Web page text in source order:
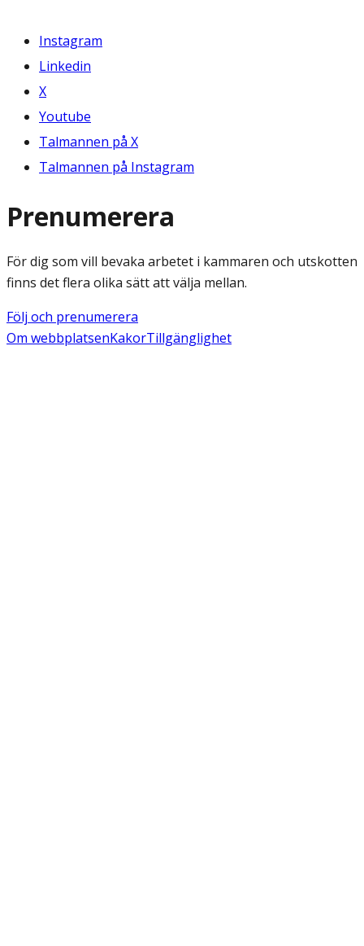
Instagram
Linkedin
X
Youtube
Talmannen på X
Talmannen på Instagram
Prenumerera
För dig som vill bevaka arbetet i kammaren och utskotten
finns det flera olika sätt att välja mellan.
Följ och prenumerera
Om webbplatsenKakorTillgänglighet